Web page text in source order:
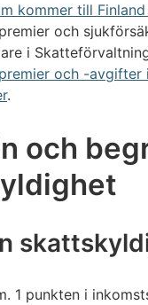
kommer till
och
i
och -avgifter
.
och
1 punkten i